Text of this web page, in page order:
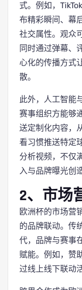
式。例如，
布精彩瞬间、幕
社交属性。观众
同时通过弹幕、
心化的传播方式
散。
此外，人工智能
赛事组织方能够
送定制化内容，
看习惯推送特定
分析视频，不仅
入与品牌曝光创
2、市场
欧洲杯的市场营
的品牌联动。传
代，品牌与赛事
赋能。例如，赞
过线上线下联动